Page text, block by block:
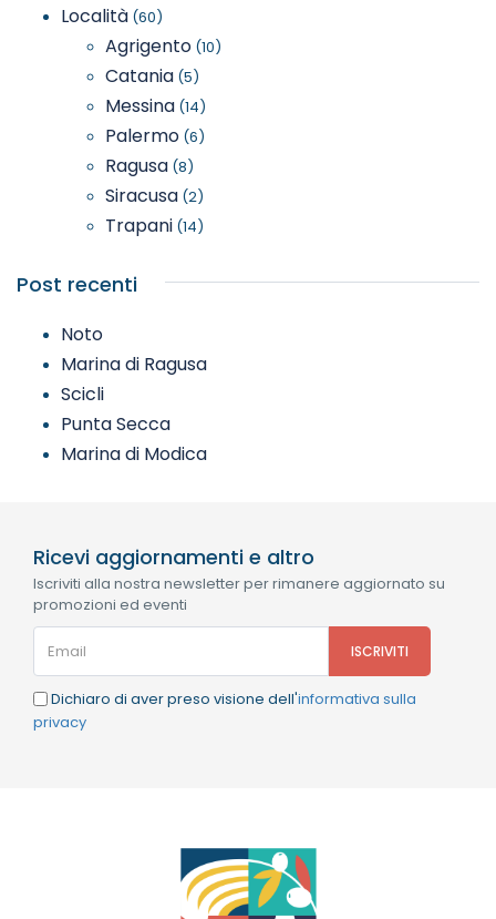
Località (60)
Agrigento (10)
Catania (5)
Messina (14)
Palermo (6)
Ragusa (8)
Siracusa (2)
Trapani (14)
Post recenti
Noto
Marina di Ragusa
Scicli
Punta Secca
Marina di Modica
Ricevi aggiornamenti e altro
Iscriviti alla nostra newsletter per rimanere aggiornato su
promozioni ed eventi
Dichiaro di aver preso visione dell'informativa sulla
privacy